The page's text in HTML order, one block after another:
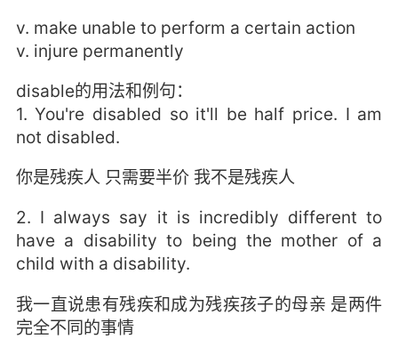
v. make unable to perform a certain action
v. injure permanently
disable的用法和例句：
1. You're disabled so it'll be half price. I am
not disabled.
你是残疾人 只需要半价 我不是残疾人
2. I always say it is incredibly different to
have a disability to being the mother of a
child with a disability.
我一直说患有残疾和成为残疾孩子的母亲 是两件
完全不同的事情